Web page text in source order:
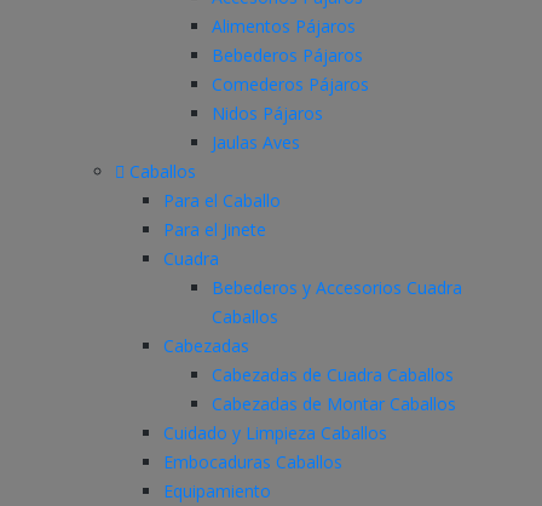
Alimentos Pájaros
Bebederos Pájaros
Comederos Pájaros
Nidos Pájaros
Jaulas Aves
Caballos
Para el Caballo
Para el Jinete
Cuadra
Bebederos y Accesorios Cuadra
Caballos
Cabezadas
Cabezadas de Cuadra Caballos
Cabezadas de Montar Caballos
Cuidado y Limpieza Caballos
Embocaduras Caballos
Equipamiento